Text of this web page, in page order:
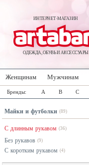
ИНТЕРНЕТ-МАГАЗИН
ОДЕЖДА, ОБУВЬ И АКСЕССУАРЫ
Женщинам Мужчинам
Бренды: A B C
Майки и футболки (89)
С длинным рукавом (36)
Без рукавов (9)
С коротким рукавом (4)